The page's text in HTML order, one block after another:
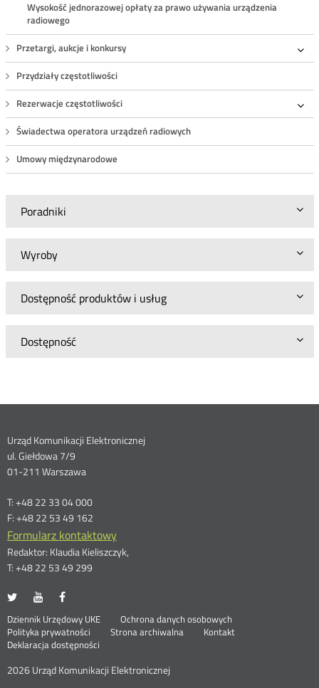
Wysokość jednorazowej opłaty za prawo używania urządzenia
radiowego
Przetargi, aukcje i konkursy
Przydziały częstotliwości
Rezerwacje częstotliwości
Świadectwa operatora urządzeń radiowych
Umowy międzynarodowe
Poradniki
Wyroby
Dostępność produktów i usług
Dostępność
Dane
kontaktowe
Urząd Komunikacji Elektronicznej
ul. Giełdowa 7/9
01-211 Warszawa
T: +48 22 33 04 000
F: +48 22 53 49 162
Formularz kontaktowy
Redaktor: Klaudia Kieliszczyk,
T: +48 22 53 49 299
UKE
portalu
Twitter
Otwórz
nowym
oknie
UKE
portalu
Youtube
Otwórz
nowym
oknie
portalu
Facebook
nowym
oknie
Stopka
menu
Dziennik Urzędowy UKE Otwórz
Ochrona danych osobowych
Polityka prywatności
Otwórz
w
oknie
Strona archiwalna
Kontakt
Deklaracja dostępności
2026 Urząd Komunikacji Elektronicznej